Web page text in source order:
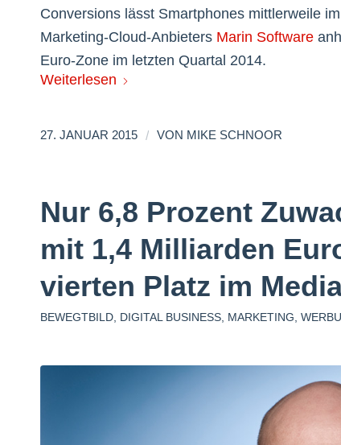
Conversions lässt Smartphones mittlerweile
Marketing-Cloud-Anbieters Marin Software
Euro-Zone im letzten Quartal 2014.
Weiterlesen
27. JANUAR 2015 / VON MIKE SCHNOOR
Nur 6,8 Prozent
mit 1,4 Milliarden
vierten Platz im
BEWEGTBILD, DIGITAL BUSINESS, MARKETING,